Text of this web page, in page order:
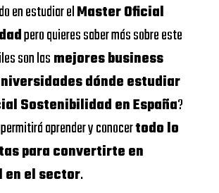
en estudiar elMaster Oficial
pero quieres saber más sobre este
son lasmejores business
dónde estudiar
Sostenibilidad en España?
aprender y conocertodo lo
para convertirte en
en el sector.